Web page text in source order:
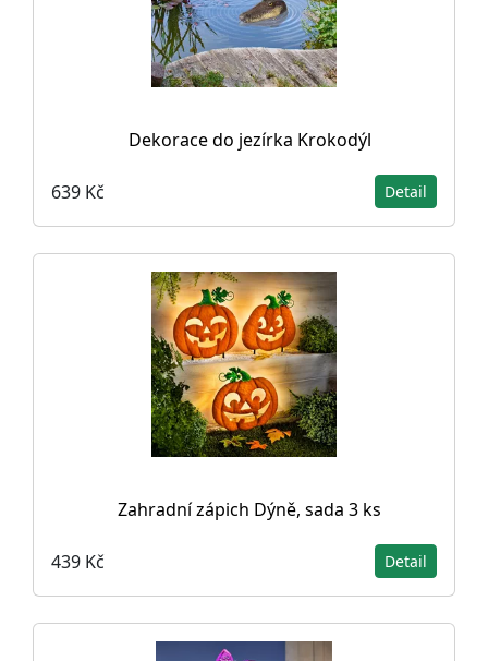
Dekorace do jezírka Krokodýl
639 Kč Detail
Zahradní zápich Dýně, sada 3 ks
439 Kč Detail